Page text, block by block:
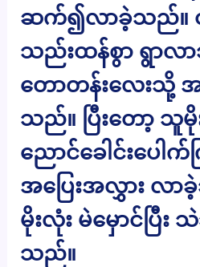
ဆက်၍လာခဲ့သည်။
သည်းထန်စွာ ရွာလ
တောတန်းလေးသို့
သည်။ ပြီးတော့ သူမို
ညောင်ခေါင်းပေါက်
အပြေးအလွှား လ
မိုးလုံး မဲမှောင်ပ
သည်။